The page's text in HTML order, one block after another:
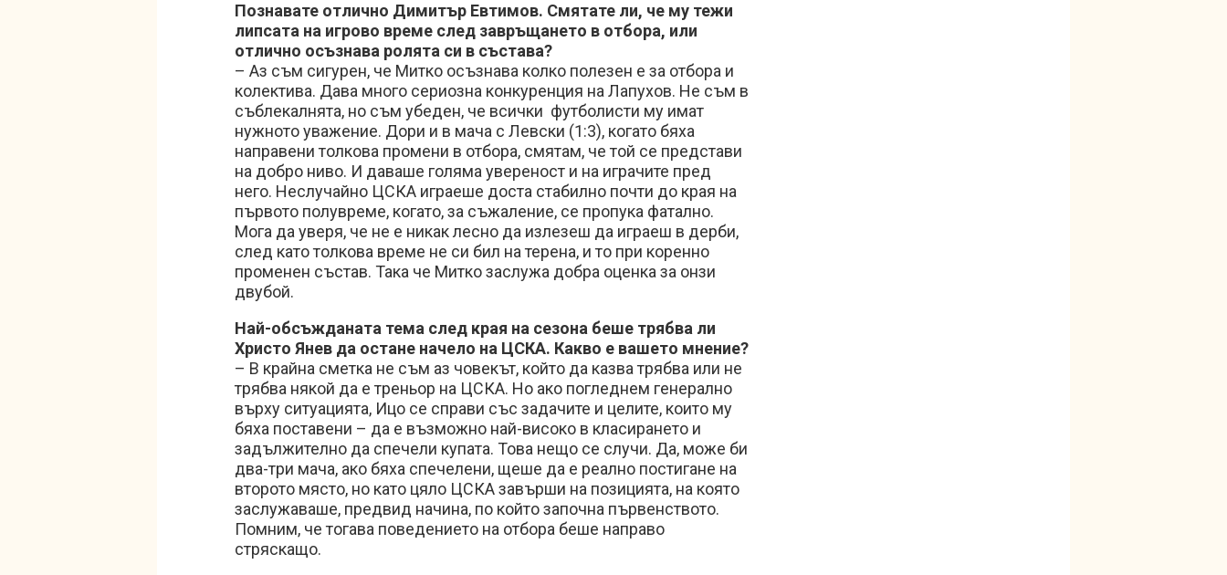
Познавате отлично Димитър Евтимов. Смятате ли, че му тежи
липсата на игрово време след завръщането в отбора, или
отлично осъзнава ролята си в състава?
– Аз съм сигурен, че Митко осъзнава колко полезен е за отбора и
колектива. Дава много сериозна конкуренция на Лапухов. Не съм в
съблекалнята, но съм убеден, че всички футболисти му имат
нужното уважение. Дори и в мача с Левски (1:3), когато бяха
направени толкова промени в отбора, смятам, че той се представи
на добро ниво. И даваше голяма увереност и на играчите пред
него. Неслучайно ЦСКА играеше доста стабилно почти до края на
първото полувреме, когато, за съжаление, се пропука фатално.
Мога да уверя, че не е никак лесно да излезеш да играеш в дерби,
след като толкова време не си бил на терена, и то при коренно
променен състав. Така че Митко заслужа добра оценка за онзи
двубой.
Най-обсъжданата тема след края на сезона беше трябва ли
Христо Янев да остане начело на ЦСКА. Какво е вашето мнение?
– В крайна сметка не съм аз човекът, който да казва трябва или не
трябва някой да е треньор на ЦСКА. Но ако погледнем генерално
върху ситуацията, Ицо се справи със задачите и целите, които му
бяха поставени – да е възможно най-високо в класирането и
задължително да спечели купата. Това нещо се случи. Да, може би
два-три мача, ако бяха спечелени, щеше да е реално постигане на
второто място, но като цяло ЦСКА завърши на позицията, на която
заслужаваше, предвид начина, по който започна първенството.
Помним, че тогава поведението на отбора беше направо
стряскащо.